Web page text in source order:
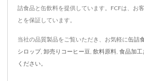
詰食品と缶飲料を提供しています。FCFは、お
とを保証しています。
当社の品質製品をご覧いただき、お気軽に缶詰
シロップ, 卸売りコーヒー豆, 飲料原料, 食品加工
ください。